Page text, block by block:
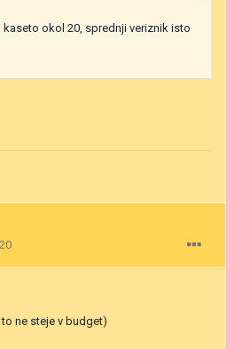
okol 20, sprednji veriznik isto
ne steje v budget)